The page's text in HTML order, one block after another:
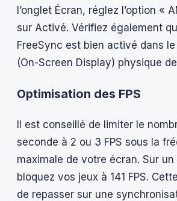
l’onglet Écran, réglez l’option «
sur Activé. Vérifiez également
FreeSync est bien activé dans le
(On-Screen Display) physique
Optimisation des FPS
Il est conseillé de limiter le
seconde à 2 ou 3 FPS sous la
maximale de votre écran. Sur un
bloquez vos jeux à 141 FPS.
de repasser sur une